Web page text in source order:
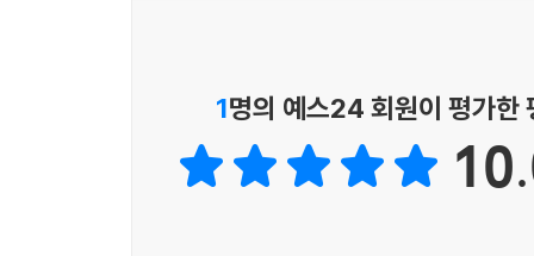
1명의 예스24 회원이 평가한